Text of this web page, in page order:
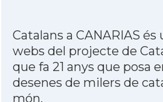
Catalans a CANARIAS és
webs del projecte de
que fa 21 anys que posa
desenes de milers de
món.